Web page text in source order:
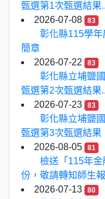
甄選第1次甄選結果
2026-07-08
83
彰化縣115學
簡章
2026-07-22
83
彰化縣立埔鹽
甄選第2次甄選結果
2026-07-23
83
彰化縣立埔鹽
甄選第3次甄選結果
2026-08-05
81
檢送「115年
份，敬請轉知師生
2026-07-13
80